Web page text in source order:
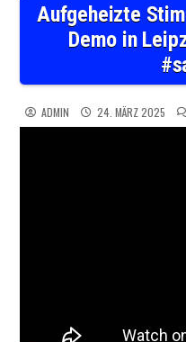
Aufgeheizte
Demo in
ADMIN 24. MÄRZ 2025